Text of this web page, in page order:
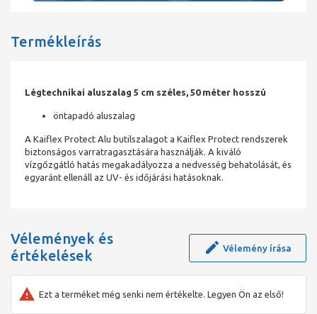
Termékleírás
Légtechnikai aluszalag 5 cm széles, 50 méter hosszú
öntapadó aluszalag
A Kaiflex Protect Alu butilszalagot a Kaiflex Protect rendszerek
biztonságos varratragasztására használják. A kiváló
vízgőzgátló hatás megakadályozza a nedvesség behatolását, és
egyaránt ellenáll az UV- és időjárási hatásoknak.
Vélemények és
értékelések
Vélemény írása
Ezt a terméket még senki nem értékelte. Legyen Ön az első!